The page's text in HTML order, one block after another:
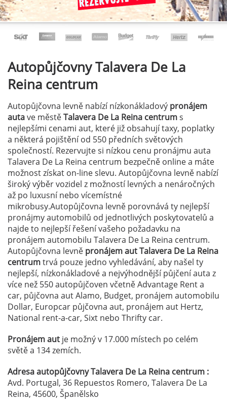
AutopůjčovnyTalavera De La
Reina centrum
Autopůjčovna levně nabízí nízkonákladový pronájem
autave městěTalavera De La Reina centrums
nejlepšími cenami aut, které již obsahují taxy, poplatky
a některá pojištění od 550 předních světových
společností. Rezervujte si nízkou cenu pronájmu auta
Talavera De La Reina centrum bezpečně online a máte
možnost získat on-line slevu. Autopůjčovna levně nabízí
široký výběr vozidel z možností levných a nenáročných
až po luxusní nebo vícemístné
mikrobusy.Autopůjčovna levně porovnává ty nejlepší
pronájmy automobilů od jednotlivých poskytovatelů a
najde to nejlepší řešení vašeho požadavku na
pronájem automobilu Talavera De La Reina centrum.
Autopůjčovna levně pronájem aut Talavera De La Reina
centrumtrvá pouze jedno vyhledávání, aby našel ty
nejlepší, nízkonákladové a nejvýhodnější půjčení auta z
více než 550 autopůjčoven včetně Advantage Rent a
car, půjčovna aut Alamo, Budget, pronájem automobilu
Dollar, Europcar půjčovna aut, pronájem aut Hertz,
National rent-a-car, Sixt nebo Thrifty car.
Pronájem aut je možný v 17.000 místech po celém
světě a 134 zemích.
Adresa autopůjčovny Talavera De La Reina centrum :
Avd. Portugal, 36 Repuestos Romero, Talavera De La
Reina, 45600, Španělsko